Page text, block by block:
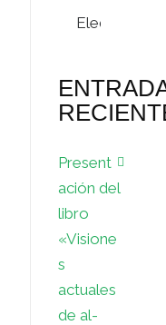
Present
ación del
libro
«Visione
s
actuales
de al-